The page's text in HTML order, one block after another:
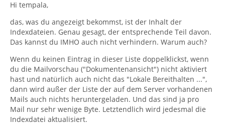
Hi tempala,
das, was du angezeigt bekommst, ist der Inhalt der
Indexdateien. Genau gesagt, der entsprechende Teil davon.
Das kannst du IMHO auch nicht verhindern. Warum auch?
Wenn du keinen Eintrag in dieser Liste doppelklickst, wenn
du die Mailvorschau ("Dokumentenansicht") nicht aktiviert
hast und natürlich auch nicht das "Lokale Bereithalten ...",
dann wird außer der Liste der auf dem Server vorhandenen
Mails auch nichts heruntergeladen. Und das sind ja pro
Mail nur sehr wenige Byte. Letztendlich wird jedesmal die
Indexdatei aktualisiert.